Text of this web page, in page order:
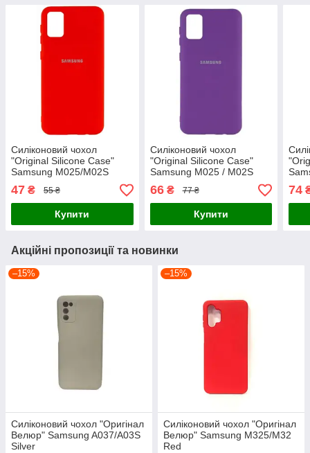
Силіконовий чохол
"Original Silicone Case"
Samsung M025/M02S
47 ₴ 55 ₴
Купити
Силіконовий чохол
"Original Silicone Case"
Samsung M025 / M02S
66₴ 77 ₴
Купити
74
Акційні пропозиції та новинки
–15%
Силіконовий чохол "Оригінал
Велюр" Samsung A037/A03S
Silver
–15%
Силіконовий чохол "Оригінал
Велюр" Samsung M325/M32
Red